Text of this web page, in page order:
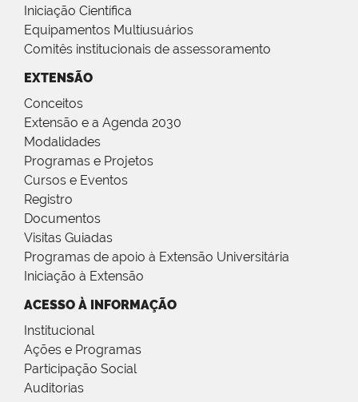
Iniciação Científica
Equipamentos Multiusuários
Comitês institucionais de assessoramento
EXTENSÃO
Conceitos
Extensão e a Agenda 2030
Modalidades
Programas e Projetos
Cursos e Eventos
Registro
Documentos
Visitas Guiadas
Programas de apoio à Extensão Universitária
Iniciação à Extensão
ACESSO À INFORMAÇÃO
Institucional
Ações e Programas
Participação Social
Auditorias